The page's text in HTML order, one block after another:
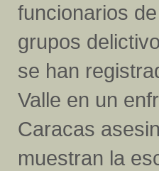
funcionarios
grupos
se han
Valle en un
Caracas
muestran la